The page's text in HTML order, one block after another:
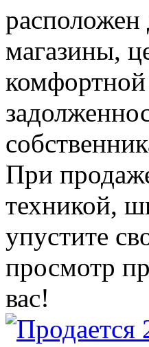
расположен
магазины,
При
техникой,
упустите
просмотр
вас!